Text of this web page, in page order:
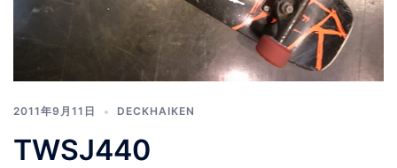
2011年9月11日 DECKHAIKEN
TWSJ440